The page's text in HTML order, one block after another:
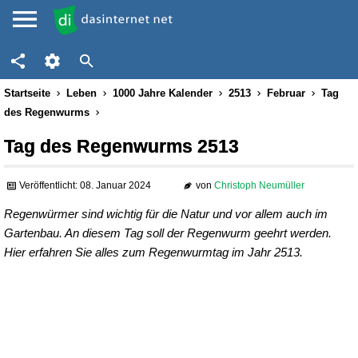
Startseite Leben 1000 Jahre Kalender 2513 Februar
Tag
des Regenwurms
Tag des Regenwurms 2513
Veröffentlicht: 08. Januar 2024 von Christoph Neumüller
Regenwürmer sind wichtig für die Natur und vor allem auch im
Gartenbau. An diesem Tag soll der Regenwurm geehrt werden.
Hier erfahren Sie alles zum Regenwurmtag im Jahr 2513.